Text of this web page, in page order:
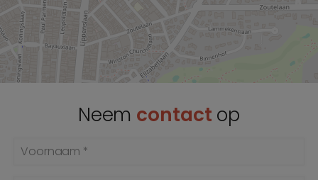
Neem contact op
Voornaam *